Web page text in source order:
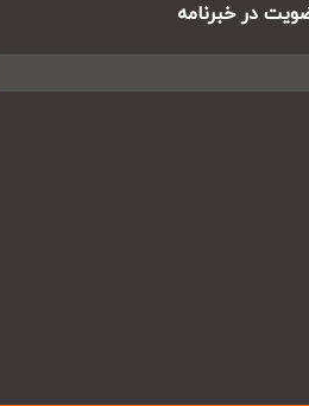
در خبرنامه